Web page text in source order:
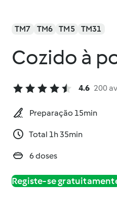
TM7 TM6 TM5 TM31
Cozido à
4.6 200
Preparação 15min
Total 1h 35min
6 doses
Registe-se